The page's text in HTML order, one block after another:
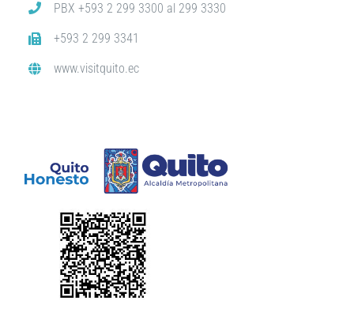
PBX +593 2 299 3300 al 299 3330
+593 2 299 3341
www.visitquito.ec